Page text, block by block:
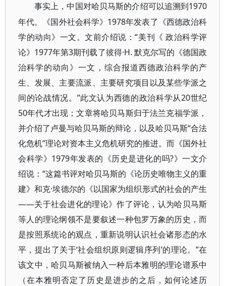
事实上，中国对哈贝马斯的介绍可以追溯到 1970
年代。《国外社会科学》1978年发表了《西德政治科
学的动向》一文。文前介绍说：“美刊《 政治科学评
论》1977年第3期刊载了彼得·H. 默克尔写的《德国政
治科学的动向》一文，综合报道西德政治科学的产
生、发展、主要流派、主要研究项目以及某些学派之
间的论战情况。”此文认为西德的政治科学从20世纪
50年代才出现；文章将哈贝马斯归于法兰克福学派，
并介绍了卢曼与哈贝马斯的辩论，以及哈贝马斯“合法
化危机”理论对资本主义危机研究的推进。而《国外社
会科学》1979年发表的《历史是进化的吗?》一文介
绍说：“这篇书评对哈贝马斯的《论历史唯物主义的重
建》和克·埃德尔的《以国家为组织形式的社会的产生
——关于社会进化的理论》作了评论，认为哈贝马斯
等人的理论纲领不是要叙述一种包罗万象的历史，而
是按照系统论的观点，重新说明认识社会诸形态的水
平，提出了关于‘社会组织原则逻辑序列’的理论。”在
该文中，哈贝马斯被纳入一种后本雅明的理论谱系中
（在本雅明否定了历史是进步的之后，如何论述历